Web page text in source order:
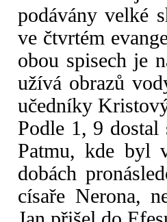
podávány velké
ve čtvrtém
obou spisech je
užívá obrazů
učedníky
Podle 1, 9 dostal
Patmu, kde byl
dobách
císaře Nerona,